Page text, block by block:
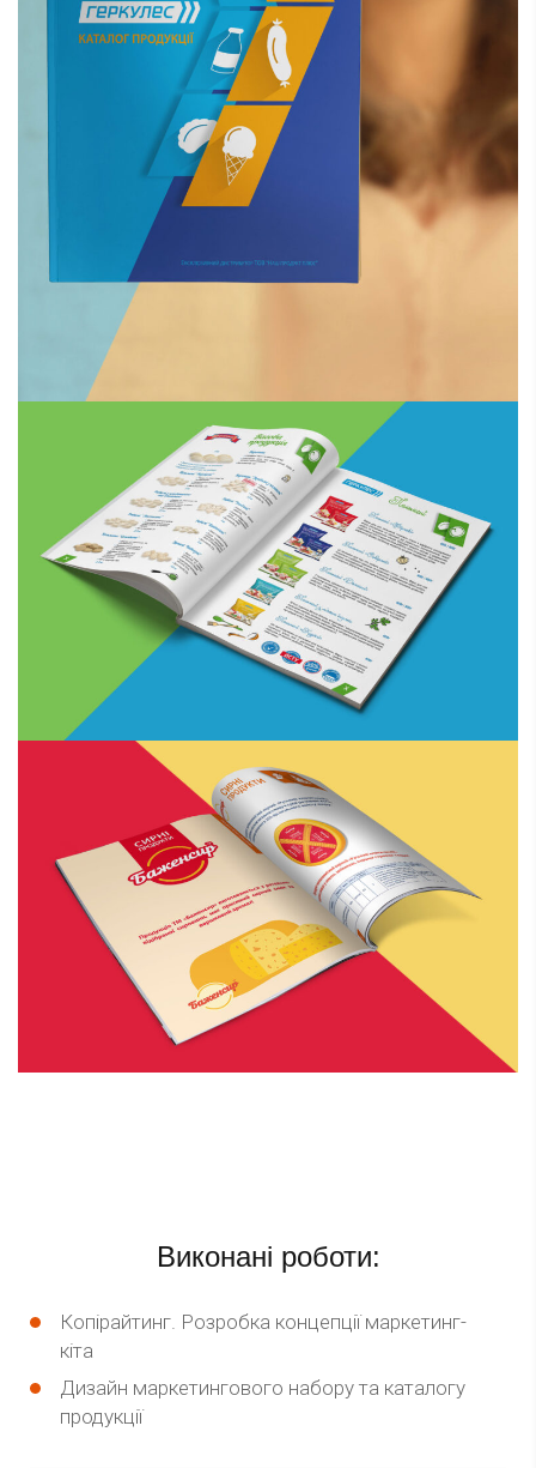
Виконані роботи:
Копірайтинг. Розробка концепції маркетинг-
кіта
Дизайн маркетингового набору та каталогу
продукції